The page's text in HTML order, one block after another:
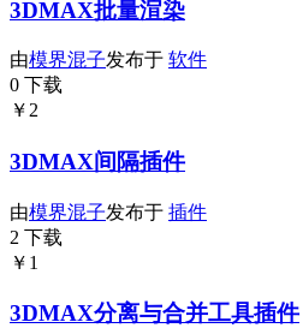
3DMAX批量渲染
由模界混子发布于 软件
0 下载
￥2
3DMAX间隔插件
由模界混子发布于 插件
2 下载
￥1
3DMAX分离与合并工具插件